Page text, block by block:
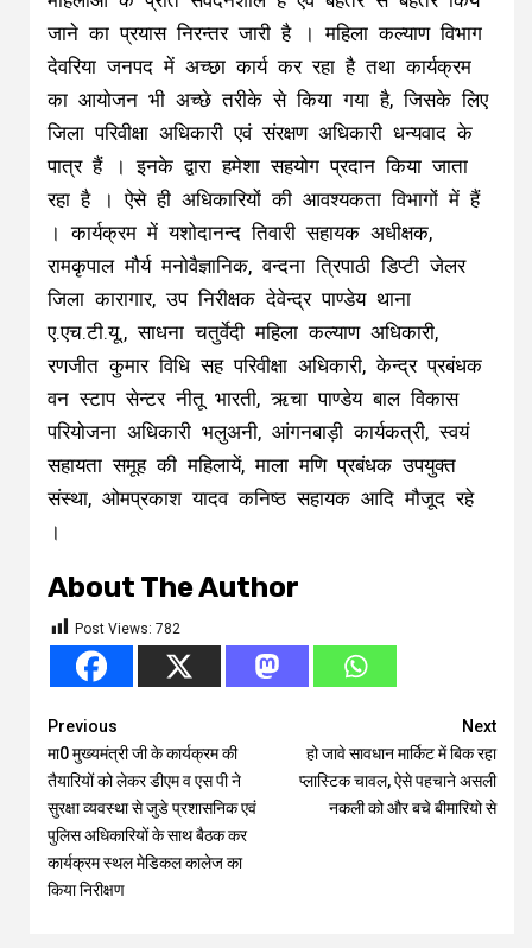
जाने का प्रयास निरन्तर जारी है । महिला कल्याण विभाग
देवरिया जनपद में अच्छा कार्य कर रहा है तथा कार्यक्रम
का आयोजन भी अच्छे तरीके से किया गया है, जिसके लिए
जिला परिवीक्षा अधिकारी एवं संरक्षण अधिकारी धन्यवाद के
पात्र हैं । इनके द्वारा हमेशा सहयोग प्रदान किया जाता
रहा है । ऐसे ही अधिकारियों की आवश्यकता विभागों में हैं
। कार्यक्रम में यशोदानन्द तिवारी सहायक अधीक्षक,
रामकृपाल मौर्य मनोवैज्ञानिक, वन्दना त्रिपाठी डिप्टी जेलर
जिला कारागार, उप निरीक्षक देवेन्द्र पाण्डेय थाना
ए.एच.टी.यू., साधना चतुर्वेदी महिला कल्याण अधिकारी,
रणजीत कुमार विधि सह परिवीक्षा अधिकारी, केन्द्र प्रबंधक
वन स्टाप सेन्टर नीतू भारती, ऋचा पाण्डेय बाल विकास
परियोजना अधिकारी भलुअनी, आंगनबाड़ी कार्यकत्री, स्वयं
सहायता समूह की महिलायें, माला मणि प्रबंधक उपयुक्त
संस्था, ओमप्रकाश यादव कनिष्ठ सहायक आदि मौजूद रहे
।
About The Author
Post Views: 782
Continue
Reading
Previous
मा0 मुख्यमंत्री जी के कार्यक्रम की
तैयारियों को लेकर डीएम व एस पी ने
सुरक्षा व्यवस्था से जुडे प्रशासनिक एवं
पुलिस अधिकारियों के साथ बैठक कर
कार्यक्रम स्थल मेडिकल कालेज का
किया निरीक्षण
Next
हो जावे सावधान मार्किट में बिक रहा
प्लास्टिक चावल, ऐसे पहचाने असली
नकली को और बचे बीमारियो से